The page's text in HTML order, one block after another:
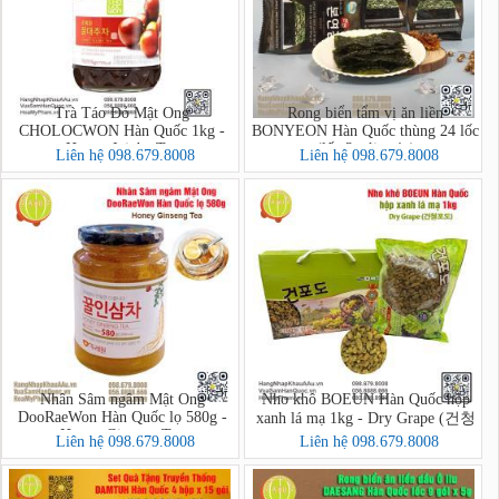
Trà Táo Đỏ Mật Ong
CHOLOCWON Hàn Quốc 1kg -
Honey Jujube Tea
Liên hệ 098.679.8008
Rong biển tẩm vị ăn liền
BONYEON Hàn Quốc thùng 24 lốc
(lốc 3 gói x 4g)
Liên hệ 098.679.8008
Nhân Sâm ngâm Mật Ong
DooRaeWon Hàn Quốc lọ 580g -
Honey Ginseng Tea
Liên hệ 098.679.8008
Nho khô BOEUN Hàn Quốc hộp
xanh lá mạ 1kg - Dry Grape (건청
포도)
Liên hệ 098.679.8008